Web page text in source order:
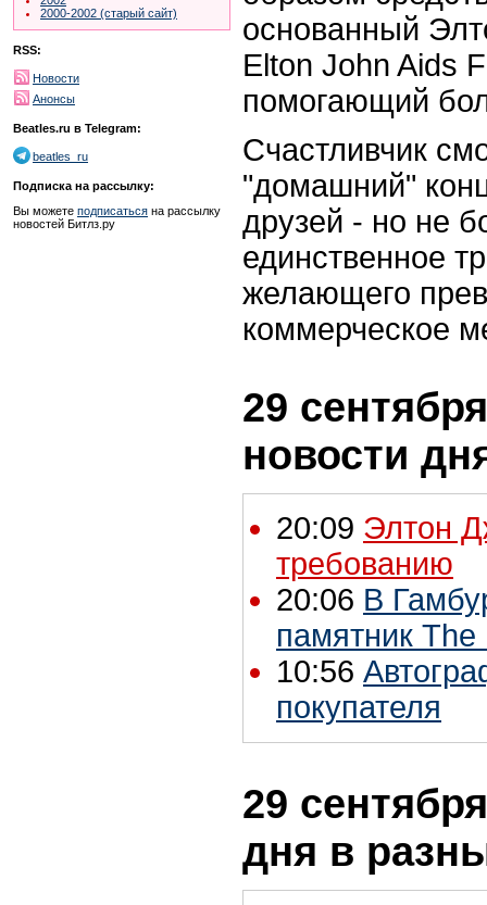
2000-2002 (старый сайт)
RSS:
Новости
Анонсы
Beatles.ru в Telegram:
beatles_ru
Подписка на рассылку:
Вы можете подписаться на рассылку
новостей Битлз.ру
основанный
Elton John Aids
помогающий
Счастливчик
"домашний"
друзей - но не
единственное
желающего
коммерческое
29
новости
20:09 Элтон
требованию
20:06 В
памятник The
10:56
покупателя
29
дня в